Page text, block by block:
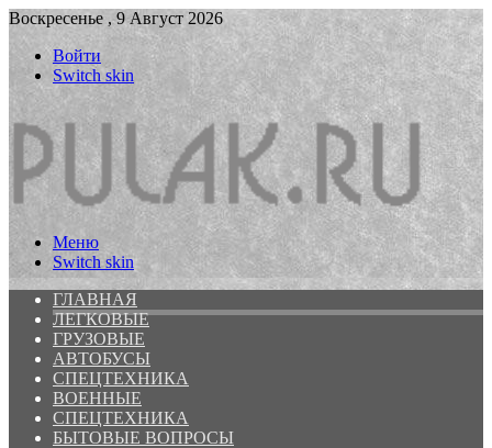
Воскресенье , 9 Август 2026
Войти
Switch skin
Меню
Switch skin
ГЛАВНАЯ
ЛЕГКОВЫЕ
ГРУЗОВЫЕ
АВТОБУСЫ
СПЕЦТЕХНИКА
ВОЕННЫЕ
СПЕЦТЕХНИКА
БЫТОВЫЕ ВОПРОСЫ